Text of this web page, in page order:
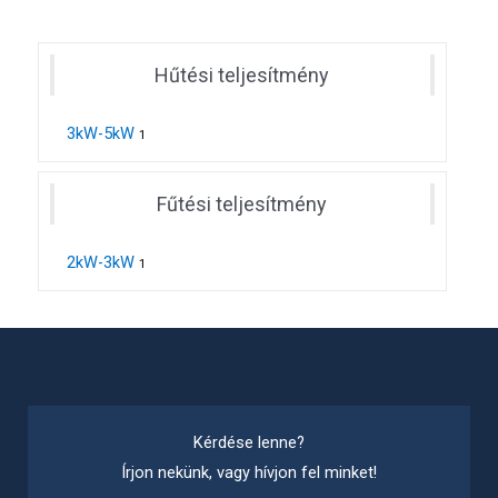
Hűtési teljesítmény
3kW-5kW 1
Fűtési teljesítmény
2kW-3kW 1
Kérdése lenne?
Írjon nekünk, vagy hívjon fel minket!